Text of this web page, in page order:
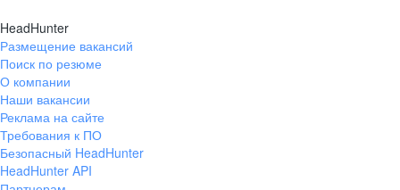
HeadHunter
Размещение вакансий
Поиск по резюме
О компании
Наши вакансии
Реклама на сайте
Требования к ПО
Безопасный HeadHunter
HeadHunter API